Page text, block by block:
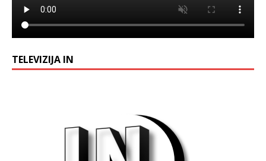
TELEVIZIJA IN